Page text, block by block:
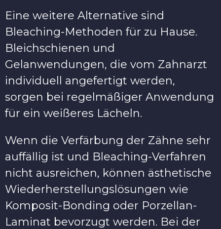
Eine weitere Alternative sind
Bleaching-Methoden für zu Hause.
Bleichschienen und
Gelanwendungen, die vom Zahnarzt
individuell angefertigt werden,
sorgen bei regelmäßiger Anwendung
für ein weißeres Lächeln.
Wenn die Verfärbung der Zähne sehr
auffällig ist und Bleaching-Verfahren
nicht ausreichen, können ästhetische
Wiederherstellungslösungen wie
Komposit-Bonding oder Porzellan-
Laminat bevorzugt werden. Bei der